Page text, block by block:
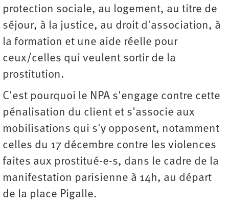
protection sociale, au logement, au titre de
séjour, à la justice, au droit d'association, à
la formation et une aide réelle pour
ceux/celles qui veulent sortir de la
prostitution.
C'est pourquoi le NPA s'engage contre cette
pénalisation du client et s'associe aux
mobilisations qui s'y opposent, notamment
celles du 17 décembre contre les violences
faites aux prostitué-e-s, dans le cadre de la
manifestation parisienne à 14h, au départ
de la place Pigalle.